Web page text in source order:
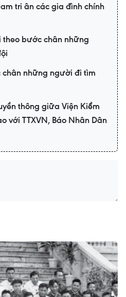
tri ân các gia đình chính
bước chân những
chân những người đi tìm
thông giữa Viện Kiểm
với TTXVN, Báo Nhân Dân